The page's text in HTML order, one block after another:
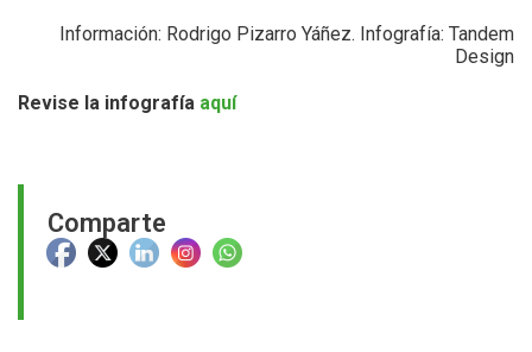
Comparte
Información: Rodrigo Pizarro Yáñez. Infografía: Tandem
Design
Revise la infografía aquí